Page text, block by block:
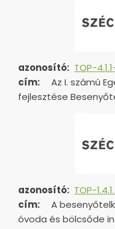
azonosító: TOP-
cím:
Az I. számú
fejlesztése
azonosító: TOP-
cím:
A
óvoda és bölcsőde